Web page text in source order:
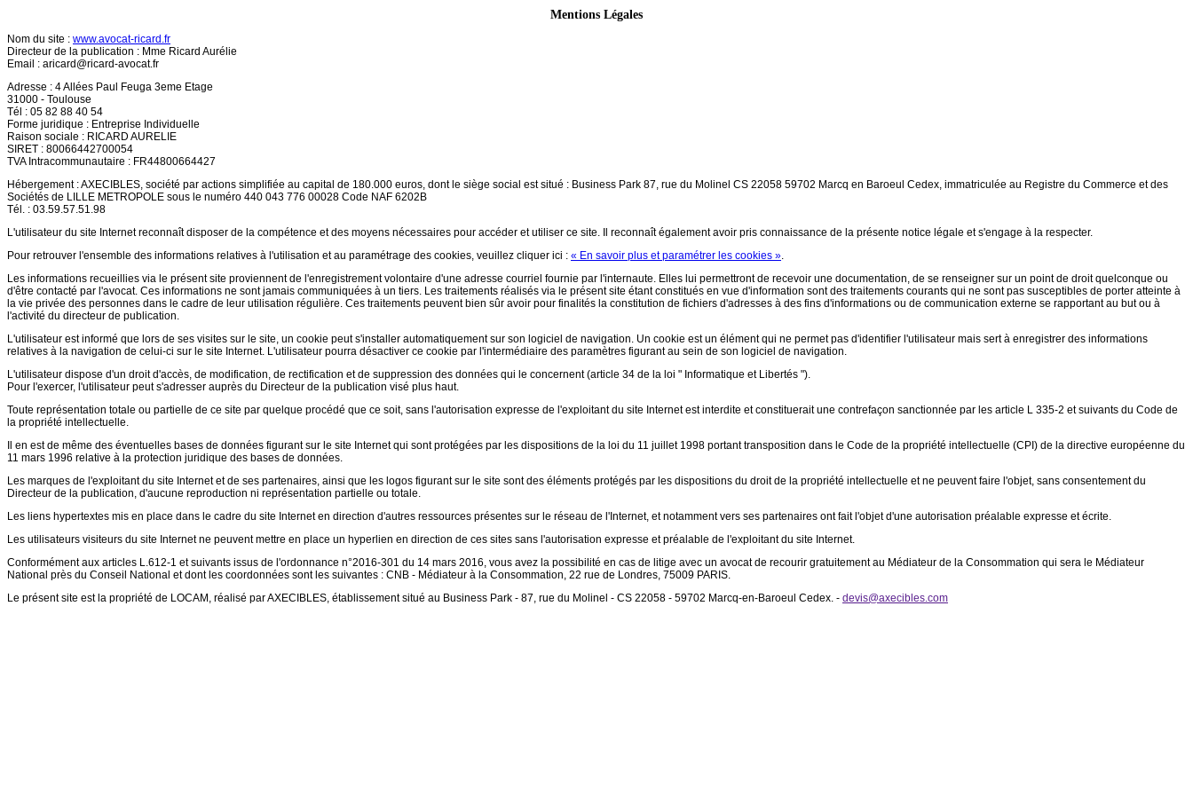
Mentions Légales
Nom du site : www.avocat-ricard.fr
Directeur de la publication : Mme Ricard Aurélie
Email : aricard@ricard-avocat.fr
Adresse : 4 Allées Paul Feuga 3eme Etage
31000 - Toulouse
Tél : 05 82 88 40 54
Forme juridique : Entreprise Individuelle
Raison sociale : RICARD AURELIE
SIRET : 80066442700054
TVA Intracommunautaire : FR44800664427
Hébergement : AXECIBLES, société par actions simplifiée au capital de 180.000 euros, dont le siège social est situé : Business Park 87, rue du Molinel CS 22058 59702 Marcq en Baroeul Cedex, immatriculée au Registre du Commerce et des
Sociétés de LILLE METROPOLE sous le numéro 440 043 776 00028 Code NAF 6202B
Tél. : 03.59.57.51.98
L'utilisateur du site Internet reconnaît disposer de la compétence et des moyens nécessaires pour accéder et utiliser ce site. Il reconnaît également avoir pris connaissance de la présente notice légale et s'engage à la respecter.
Pour retrouver l'ensemble des informations relatives à l'utilisation et au paramétrage des cookies, veuillez cliquer ici : « En savoir plus et paramétrer les cookies ».
Les informations recueillies via le présent site proviennent de l'enregistrement volontaire d'une adresse courriel fournie par l'internaute. Elles lui permettront de recevoir une documentation, de se renseigner sur un point de droit quelconque ou
d'être contacté par l'avocat. Ces informations ne sont jamais communiquées à un tiers. Les traitements réalisés via le présent site étant constitués en vue d'information sont des traitements courants qui ne sont pas susceptibles de porter atteinte à
la vie privée des personnes dans le cadre de leur utilisation régulière. Ces traitements peuvent bien sûr avoir pour finalités la constitution de fichiers d'adresses à des fins d'informations ou de communication externe se rapportant au but ou à
l'activité du directeur de publication.
L'utilisateur est informé que lors de ses visites sur le site, un cookie peut s'installer automatiquement sur son logiciel de navigation. Un cookie est un élément qui ne permet pas d'identifier l'utilisateur mais sert à enregistrer des informations
relatives à la navigation de celui-ci sur le site Internet. L'utilisateur pourra désactiver ce cookie par l'intermédiaire des paramètres figurant au sein de son logiciel de navigation.
L'utilisateur dispose d'un droit d'accès, de modification, de rectification et de suppression des données qui le concernent (article 34 de la loi " Informatique et Libertés ").
Pour l'exercer, l'utilisateur peut s'adresser auprès du Directeur de la publication visé plus haut.
Toute représentation totale ou partielle de ce site par quelque procédé que ce soit, sans l'autorisation expresse de l'exploitant du site Internet est interdite et constituerait une contrefaçon sanctionnée par les article L 335-2 et suivants du Code de
la propriété intellectuelle.
Il en est de même des éventuelles bases de données figurant sur le site Internet qui sont protégées par les dispositions de la loi du 11 juillet 1998 portant transposition dans le Code de la propriété intellectuelle (CPI) de la directive européenne du
11 mars 1996 relative à la protection juridique des bases de données.
Les marques de l'exploitant du site Internet et de ses partenaires, ainsi que les logos figurant sur le site sont des éléments protégés par les dispositions du droit de la propriété intellectuelle et ne peuvent faire l'objet, sans consentement du
Directeur de la publication, d'aucune reproduction ni représentation partielle ou totale.
Les liens hypertextes mis en place dans le cadre du site Internet en direction d'autres ressources présentes sur le réseau de l'Internet, et notamment vers ses partenaires ont fait l'objet d'une autorisation préalable expresse et écrite.
Les utilisateurs visiteurs du site Internet ne peuvent mettre en place un hyperlien en direction de ces sites sans l'autorisation expresse et préalable de l'exploitant du site Internet.
Conformément aux articles L.612-1 et suivants issus de l'ordonnance n°2016-301 du 14 mars 2016, vous avez la possibilité en cas de litige avec un avocat de recourir gratuitement au Médiateur de la Consommation qui sera le Médiateur
National près du Conseil National et dont les coordonnées sont les suivantes : CNB - Médiateur à la Consommation, 22 rue de Londres, 75009 PARIS.
Le présent site est la propriété de LOCAM, réalisé par AXECIBLES, établissement situé au Business Park - 87, rue du Molinel - CS 22058 - 59702 Marcq-en-Baroeul Cedex. - devis@axecibles.com